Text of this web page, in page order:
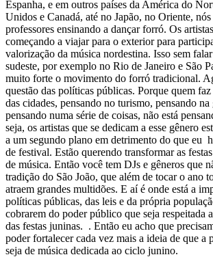
Espanha, e em outros países da América do
Unidos e Canadá, até no Japão, no Oriente, nós
professores ensinando a dançar forró. Os
começando a viajar para o exterior para
valorização da música nordestina. Isso sem
sudeste, por exemplo no Rio de Janeiro e São
muito forte o movimento do forró tradicional.
questão das políticas públicas. Porque quem
das cidades, pensando no turismo, pensando na
pensando numa série de coisas, não está
seja, os artistas que se dedicam a esse gênero
a um segundo plano em detrimento do que eu
de festival. Estão querendo transformar as
de música. Então você tem DJs e gêneros que
tradição do São João, que além de tocar o ano
atraem grandes multidões. E aí é onde está a
políticas públicas, das leis e da própria
cobrarem do poder público que seja respeitada
das festas juninas. . Então eu acho que
poder fortalecer cada vez mais a ideia de que a
seja de música dedicada ao ciclo junino.